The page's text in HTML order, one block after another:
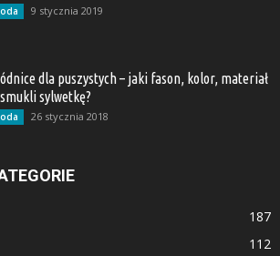
9 stycznia 2019
dla puszystych – jaki fason, kolor, materiał
sylwetkę?
26 stycznia 2018
187
112